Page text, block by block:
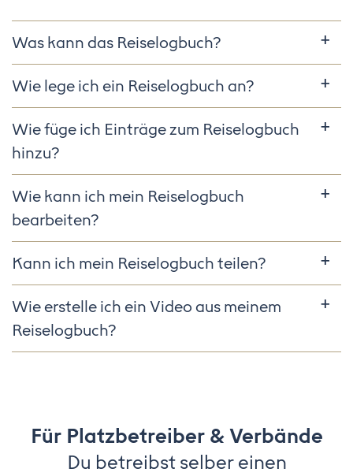
Was kann das Reiselogbuch?
Wie lege ich ein Reiselogbuch an?
Wie füge ich Einträge zum Reiselogbuch
hinzu?
Wie kann ich mein Reiselogbuch
bearbeiten?
Kann ich mein Reiselogbuch teilen?
Wie erstelle ich ein Video aus meinem
Reiselogbuch?
Für Platzbetreiber & Verbände
Du betreibst selber einen